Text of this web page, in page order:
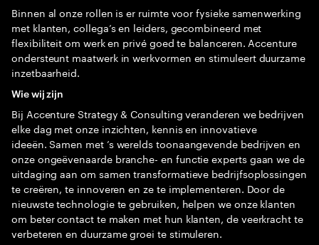
Binnen al onze rollen is er ruimte voor fysieke samenwerking
met klanten, collega’s en leiders, gecombineerd met
flexibiliteit om werk en privé goed te balanceren. Accenture
ondersteunt maatwerk in werkvormen en stimuleert duurzame
inzetbaarheid.
Wie wij zijn
Bij Accenture Strategy & Consulting veranderen we bedrijven
elke dag met onze inzichten, kennis en innovatieve
ideeën. Samen met ’s werelds toonaangevende bedrijven en
onze ongeëvenaarde branche- en functie experts gaan we de
uitdaging aan om samen transformatieve bedrijfsoplossingen
te creëren, te innoveren en ze te implementeren. Door de
nieuwste technologie te gebruiken, helpen we onze klanten
om beter contact te maken met hun klanten, de veerkracht te
verbeteren en duurzame groei te stimuleren.